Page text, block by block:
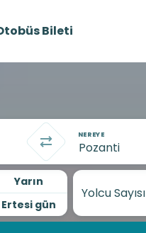
Bileti
NEREYE
Yarın
Ertesi gün
Yolcu Sayısı